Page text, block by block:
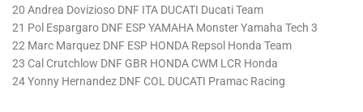
20 Andrea Dovizioso DNF ITA DUCATI Ducati Team
21 Pol Espargaro DNF ESP YAMAHA Monster Yamaha Tech 3
22 Marc Marquez DNF ESP HONDA Repsol Honda Team
23 Cal Crutchlow DNF GBR HONDA CWM LCR Honda
24 Yonny Hernandez DNF COL DUCATI Pramac Racing